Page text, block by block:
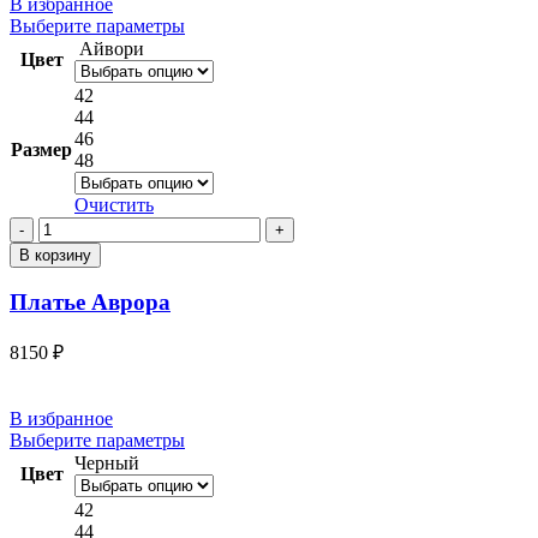
Выберите параметрыЭтот
имеет
несколько
выбрать
на
странице
товара.
Цвет
Айвори
Размер
42
44
46
48
Очистить
Количество
товара
Платье
Аврора
В корзину
Платье Аврора
8150 ₽
В избранное
Выберите параметрыЭтот
имеет
несколько
Цвет
Черный
42
44